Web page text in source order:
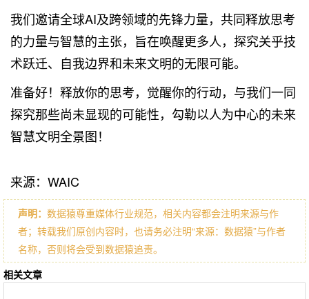
我们邀请全球AI及跨领域的先锋力量，共同释放思考
的力量与智慧的主张，旨在唤醒更多人，探究关乎技
术跃迁、自我边界和未来文明的无限可能。
准备好！释放你的思考，觉醒你的行动，与我们一同
探究那些尚未显现的可能性，勾勒以人为中心的未来
智慧文明全景图！
来源：WAIC
声明： 数据猿尊重媒体行业规范，相关内容都会注明来源与作
者；转载我们原创内容时，也请务必注明“来源：数据猿”与作者
名称，否则将会受到数据猿追责。
相关文章